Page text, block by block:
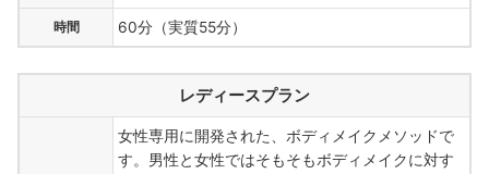
時間 60分（実質55分）
レディースプラン
女性専用に開発された、ボディメイクメソッドで
す。男性と女性ではそもそもボディメイクに対す